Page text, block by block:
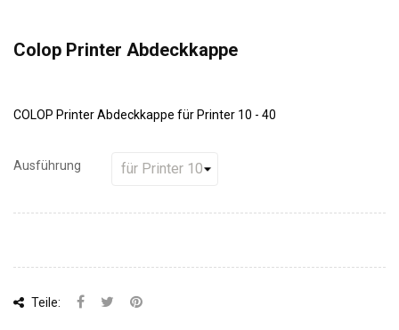
Colop Printer Abdeckkappe
COLOP Printer Abdeckkappe für Printer 10 - 40
Ausführung
Teile: